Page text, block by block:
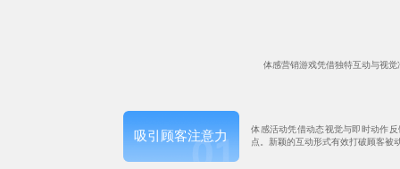
体感营销游戏凭借独特互动与视
吸引顾客注意力
体感活动凭借动态视觉与即时动作
点。新颖的互动形式有效打破顾客被